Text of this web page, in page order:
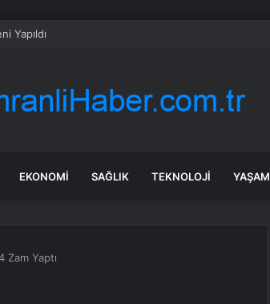
Yapıldı
EKONOMI SAĞLIK TEKNOLOJI YAŞAM
Yaptı